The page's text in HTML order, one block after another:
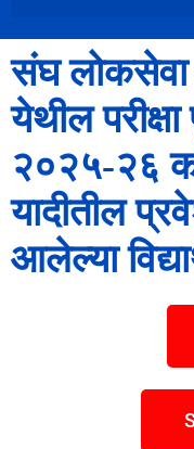
संघ लोकसेवा
येथील परीक्षा
२०२५-२६
यादीतील
आलेल्या